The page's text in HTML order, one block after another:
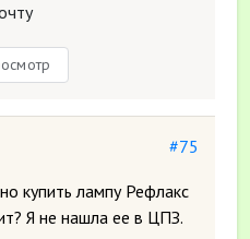
#75
купить лампу Рефлакс
Я не нашла ее в ЦПЗ.